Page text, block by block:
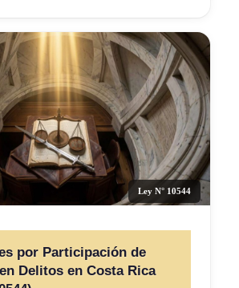
Ley N° 10544
por Participación de
Delitos en Costa Rica